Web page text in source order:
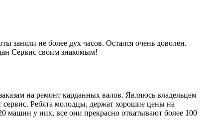
заняли не более дух часов. Остался очень доволен.
Сервис своим знакомым!
на ремонт карданных валов. Являюсь владельцем
Ребята молодцы, держат хорошие цены на
машин у них, все они прекрасно откатывают более 100